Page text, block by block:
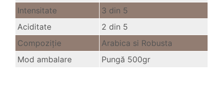
Intensitate
3 din 5
Aciditate
2 din 5
Compoziție
Arabica si Robusta
Mod ambalare
Pungă 500gr